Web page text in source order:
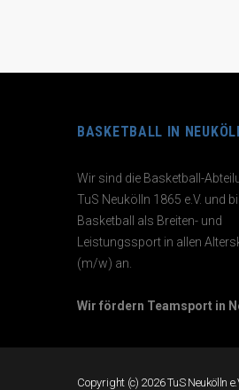
BASKETBALL IN
Wir sind die Basketball-
TuS Neukölln 1865 e.V. und
Basketball als Breiten- und
Leistungssport in allen
(m/w) an.
Wir fördern Teamsport in
Copyright (c) 2026 TuS Neukölln